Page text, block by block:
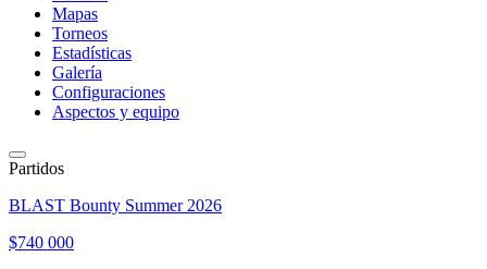
Mapas
Torneos
Estadísticas
Galería
Configuraciones
Aspectos y equipo
Partidos
BLAST Bounty Summer 2026
$740 000